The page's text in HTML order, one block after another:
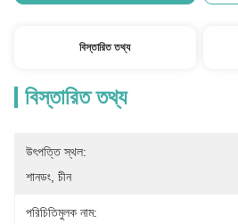
বিস্তারিত তথ্য
বিস্তারিত তথ্য
উৎপত্তি স্থল:
শানডং, চীন
পরিচিতিমুলক নাম: